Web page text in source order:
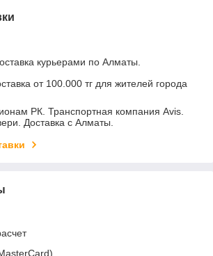
курьерами по Алматы.
от 100.000 тг для жителей города
РК. Транспортная компания Avis.
Доставка с Алматы.